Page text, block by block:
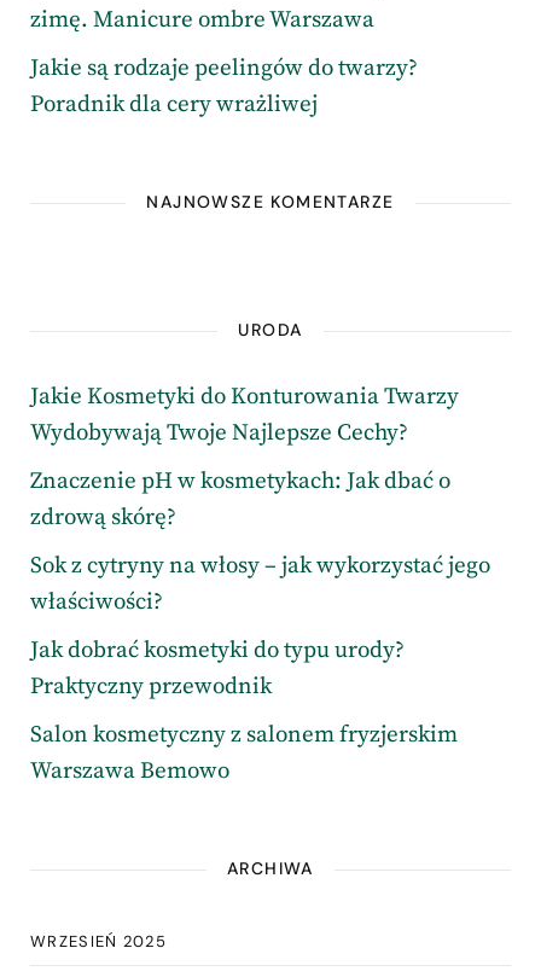
zimę. Manicure ombre Warszawa
Jakie są rodzaje peelingów do twarzy?
Poradnik dla cery wrażliwej
NAJNOWSZE KOMENTARZE
URODA
Jakie Kosmetyki do Konturowania Twarzy
Wydobywają Twoje Najlepsze Cechy?
Znaczenie pH w kosmetykach: Jak dbać o
zdrową skórę?
Sok z cytryny na włosy – jak wykorzystać jego
właściwości?
Jak dobrać kosmetyki do typu urody?
Praktyczny przewodnik
Salon kosmetyczny z salonem fryzjerskim
Warszawa Bemowo
ARCHIWA
WRZESIEŃ 2025